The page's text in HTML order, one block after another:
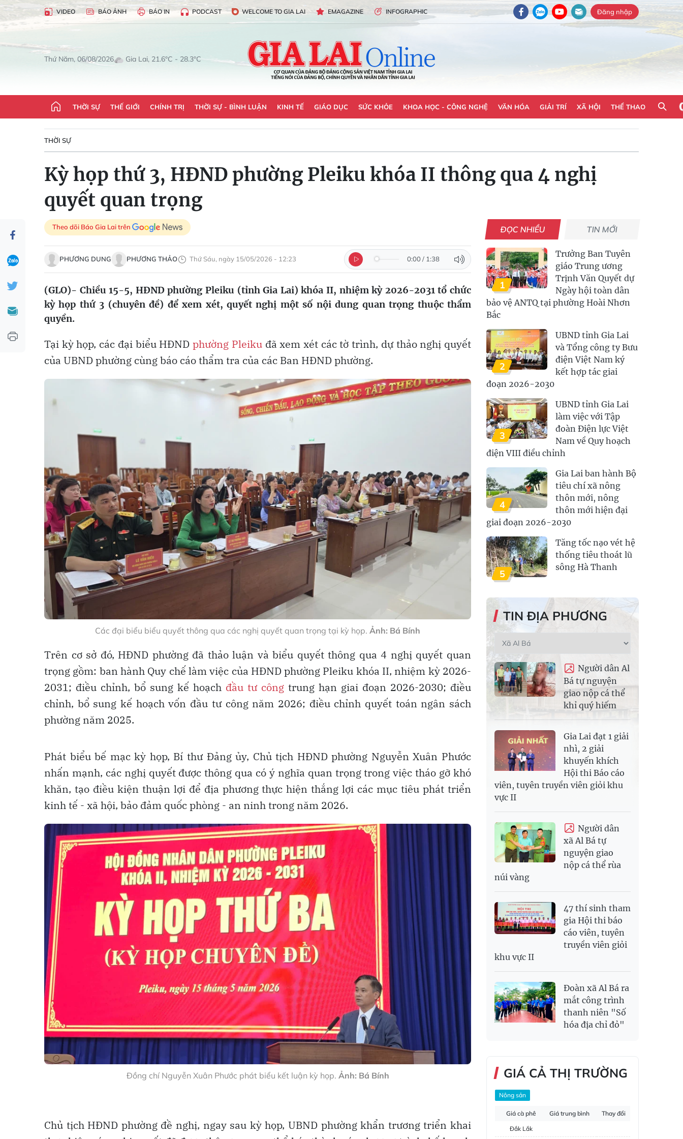
VIDEO BÁO ẢNH BÁO IN PODCAST WELCOME TO GIA LAI EMAGAZINE INFOGRAPHIC Đăng nhập
Thứ Năm, 06/08/2026 Gia Lai, 21.6°C - 28.3°C
THỜI SỰ THẾ GIỚI CHÍNH TRỊ THỜI SỰ - BÌNH LUẬN KINH TẾ GIÁO DỤC SỨC KHỎE KHOA HỌC - CÔNG NGHỆ VĂN HÓA GIẢI TRÍ XÃ HỘI THỂ THAO
THỜI SỰ
Kỳ họp thứ 3, HĐND phường Pleiku khóa II thông qua 4 nghị
quyết quan trọng
Theo dõi Báo Gia Lai trên
PHƯƠNG DUNG PHƯƠNG THẢO Thứ Sáu, ngày 15/05/2026 - 12:23 0:00 / 1:38
(GLO)- Chiều 15-5, HĐND phường Pleiku (tỉnh Gia Lai) khóa II, nhiệm kỳ 2026-2031 tổ chức
kỳ họp thứ 3 (chuyên đề) để xem xét, quyết nghị một số nội dung quan trọng thuộc thẩm
quyền.
Tại kỳ họp, các đại biểu HĐNDphường Pleikuđã xem xét các tờ trình, dự thảo nghị quyết
của UBND phường cùng báo cáo thẩm tra của các Ban HĐND phường.
Các đại biểu biểu quyết thông qua các nghị quyết quan trọng tại kỳ họp. Ảnh: Bá Bính
Trên cơ sở đó, HĐND phường đã thảo luận và biểu quyết thông qua 4 nghị quyết quan
trọng gồm: ban hành Quy chế làm việc của HĐND phường Pleiku khóa II, nhiệm kỳ 2026-
2031; điều chỉnh, bổ sung kế hoạch đầu tư công trung hạn giai đoạn 2026-2030; điều
chỉnh, bổ sung kế hoạch vốn đầu tư công năm 2026; điều chỉnh quyết toán ngân sách
phường năm 2025.
Phát biểu bế mạc kỳ họp, Bí thư Đảng ủy, Chủ tịch HĐND phường Nguyễn Xuân Phước
nhấn mạnh, các nghị quyết được thông qua có ý nghĩa quan trọng trong việc tháo gỡ khó
khăn, tạo điều kiện thuận lợi để địa phương thực hiện thắng lợi các mục tiêu phát triển
kinh tế - xã hội, bảo đảm quốc phòng - an ninh trong năm 2026.
Đồng chí Nguyễn Xuân Phước phát biểu kết luận kỳ họp. Ảnh: Bá Bính
Chủ tịch HĐND phường đề nghị, ngay sau kỳ họp, UBND phường khẩn trương triển khai
ĐỌC NHIỀU TIN MỚI
1
Trưởng Ban Tuyên
giáo Trung ương
Trịnh Văn Quyết dự
Ngày hội toàn dân
bảo vệ ANTQ tại phường Hoài Nhơn
Bắc
2
UBND tỉnh Gia Lai
và Tổng công ty Bưu
điện Việt Nam ký
kết hợp tác giai
đoạn 2026-2030
3
UBND tỉnh Gia Lai
làm việc với Tập
đoàn Điện lực Việt
Nam về Quy hoạch
điện VIII điều chỉnh
4
Gia Lai ban hành Bộ
tiêu chí xã nông
thôn mới, nông
thôn mới hiện đại
giai đoạn 2026-2030
5
Tăng tốc nạo vét hệ
thống tiêu thoát lũ
sông Hà Thanh
TIN ĐỊA PHƯƠNG
Người dân Al
Bá tự nguyện
giao nộp cá thể
khỉ quý hiếm
Gia Lai đạt 1 giải
nhì, 2 giải
khuyến khích
Hội thi Báo cáo
viên, tuyên truyền viên giỏi khu
vực II
Người dân
xã Al Bá tự
nguyện giao
nộp cá thể rùa
núi vàng
47 thí sinh tham
gia Hội thi báo
cáo viên, tuyên
truyền viên giỏi
khu vực II
Đoàn xã Al Bá ra
mắt công trình
thanh niên "Số
hóa địa chỉ đỏ"
GIÁ CẢ THỊ TRƯỜNG
Nông sản
Giá cà phê Giá trung bình
Thay đổi
Đắk Lắk